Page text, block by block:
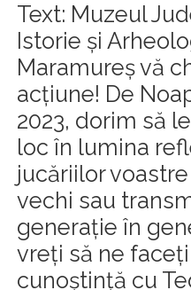
Text: Muzeul
Istorie și
Maramureș vă
acțiune! De
2023, dorim să
loc în lumina
jucăriilor
vechi sau
generație în
vreți să ne
cunoștință cu